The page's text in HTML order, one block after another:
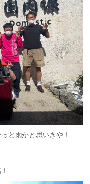
と雨かと思いきや！